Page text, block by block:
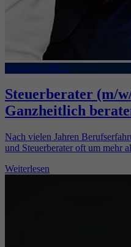
#teammetschkoll
Steuerberater (m/
Ganzheitlich
Nach vielen Jahren
und Steuerberater oft um mehr
Weiterlesen